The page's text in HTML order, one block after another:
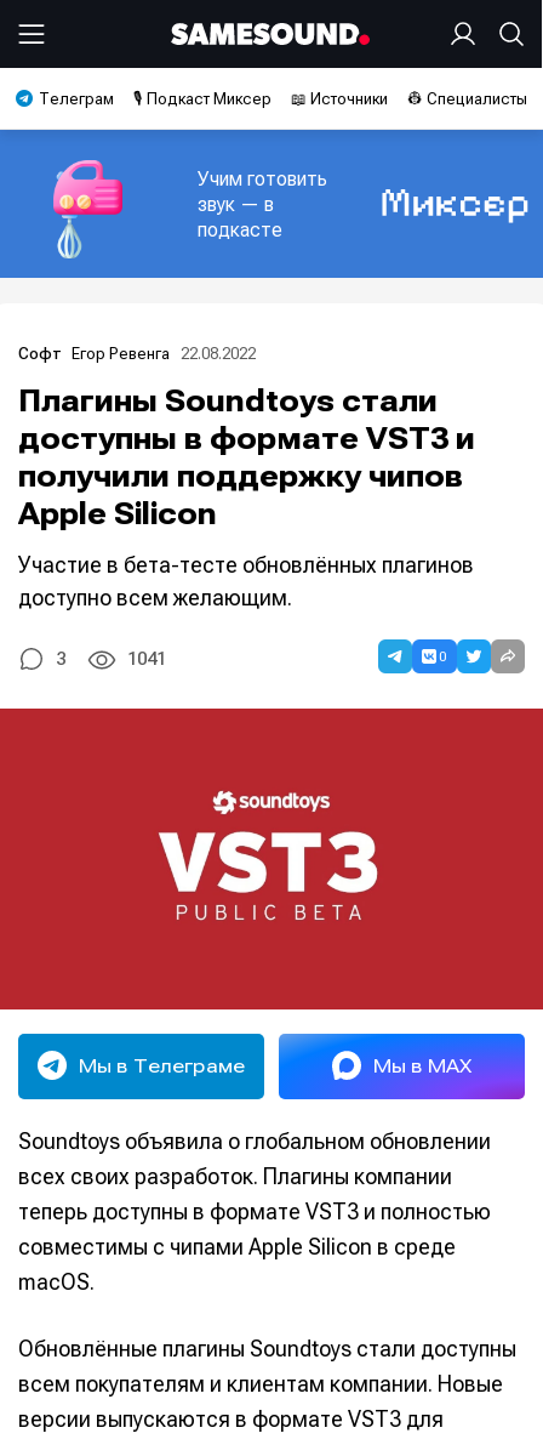
Телеграм 🎙️ Подкаст Миксер 📖 Источники 👷 Специалисты
Учим готовить
звук — в
подкасте
Софт Егор Ревенга 22.08.2022
Плагины Soundtoys стали
доступны в формате VST3 и
получили поддержку чипов
Apple Silicon
Участие в бета-тесте обновлённых плагинов
доступно всем желающим.
3 1041 0
Мы в Телеграме Мы в MAX
Soundtoys объявила о глобальном обновлении
всех своих разработок. Плагины компании
теперь доступны в формате VST3 и полностью
совместимы с чипами Apple Silicon в среде
macOS.
Обновлённые плагины Soundtoys стали доступны
всем покупателям и клиентам компании. Новые
версии выпускаются в формате VST3 для